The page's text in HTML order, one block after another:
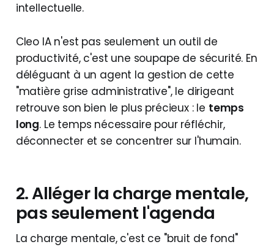
intellectuelle.
Cleo IA n'est pas seulement un outil de
productivité, c'est une soupape de sécurité. En
déléguant à un agent la gestion de cette
"matière grise administrative", le dirigeant
retrouve son bien le plus précieux : le temps
long. Le temps nécessaire pour réfléchir,
déconnecter et se concentrer sur l'humain.
2. Alléger la charge mentale,
pas seulement l'agenda
La charge mentale, c'est ce "bruit de fond"